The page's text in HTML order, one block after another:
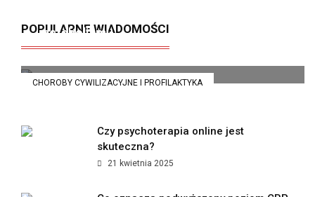
POPULARNE WIADOMOŚCI
CHOROBY CYWILIZACYJNE I PROFILAKTYKA
metabolizmu
Czy psychoterapia online jest
skuteczna?
21 kwietnia 2025